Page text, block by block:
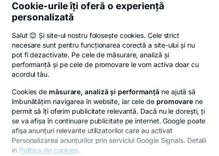
Poți renunța oricând,vezi detalii-
opens
in
a
.
Privacy Hub - opens in a new tab
Politica de confidențialitate- opens in a new
Politica de cookies
© Copyright 2026 Banca Transilvania. Toate drepturile
rezervate.
Cookie-urile îți oferă o experiență
personalizată
Salut 😊 Și site-ul nostru folosește cookies. Cele strict
necesare sunt pentru funcționarea corectă a site-ului și nu
pot fi dezactivate. Pe cele de măsurare, analiză și
performanță și pe cele de promovare le vom activa doar cu
acordul tău.
Cookies de măsurare, analiză și performanță ne ajută să
îmbunătățim navigarea în website, iar cele de promovare ne
permit să îți oferim publicitate relevantă. Dacă nu le dorești, ți
se va afișa în continuare publicitate pe internet. Google poate
afișa anunțuri relevante utilizatorilor care au activat
Personalizarea anunțurilor prin serviciul Google Signals. Detalii
in Politica de cookies.